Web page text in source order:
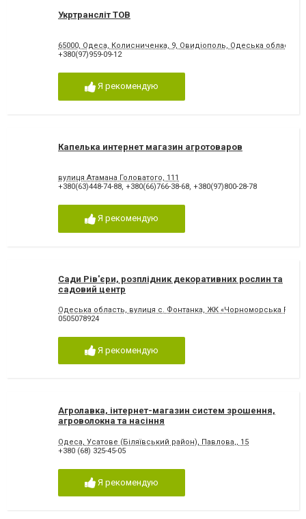
Укртрансліт ТОВ
65000, Одеса, Колисниченка, 9, Овидіополь, Одеська область
+380(97)959-09-12
Я рекомендую
Капелька интернет магазин агротоваров
вулиця Атамана Головатого, 111
+380(63)448-74-88, +380(66)766-38-68, +380(97)800-28-78
Я рекомендую
Сади Рів'єри, розплідник декоративних рослин та
садовий центр
Одеська область, вулиця с. Фонтанка, ЖК «Чорноморська
0505078924
Я рекомендую
Агролавка, інтернет-магазин систем зрошення,
агроволокна та насіння
Одеса, Усатове (Біляївський район), Павлова,, 15
+380 (68) 325-45-05
Я рекомендую